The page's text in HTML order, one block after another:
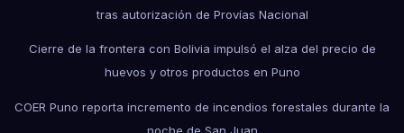
tras autorización de Provías Nacional
Cierre de la frontera con Bolivia impulsó el alza del precio de
huevos y otros productos en Puno
COER Puno reporta incremento de incendios forestales durante la